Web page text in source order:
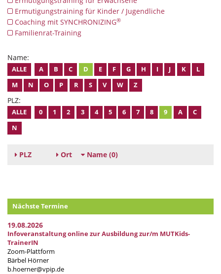
Ermutigungstraining für Kinder / Jugendliche
Coaching mit SYNCHRONIZING®
Familienrat-Training
Name:
ALLE A B C D E F G H I J K
L
M
N O P R S V W Z
PLZ:
ALLE 0 1 2 3 4 5 6 7 8 9 A
C
N
PLZ Ort Name (0)
Nächste Termine
19.08.2026
Infoveranstaltung online zur Ausbildung zur/m MUTKids-
TrainerIN
Zoom-Plattform
Bärbel Hörner
b.hoerner@vpip.de